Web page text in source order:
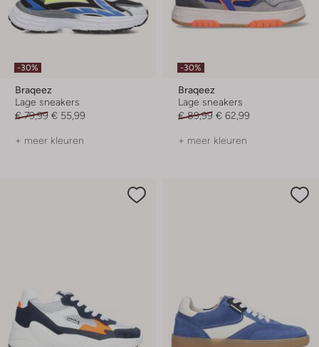
-30%
Braqeez
Lage sneakers
€ 79,99 € 55,99
+ meer kleuren
-30%
Braqeez
Lage sneakers
€ 89,99 € 62,99
+ meer kleuren